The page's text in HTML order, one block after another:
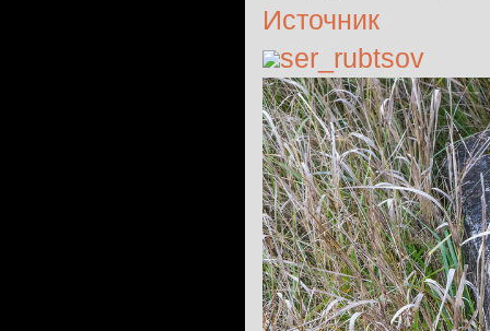
Источник
ser_rubtsov